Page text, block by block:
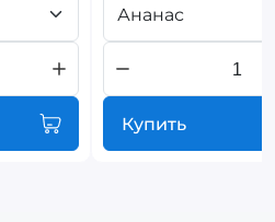
Ананас
Купить